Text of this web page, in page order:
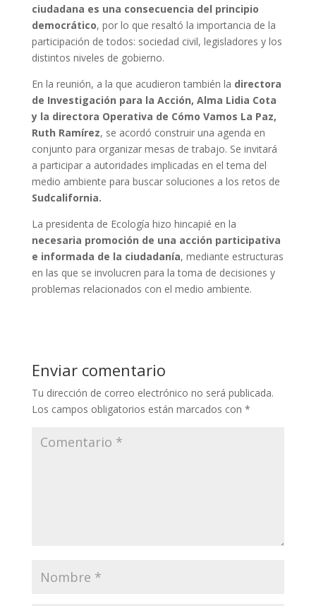
ciudadana es una consecuencia del principio
democrático, por lo que resaltó la importancia de la
participación de todos: sociedad civil, legisladores y los
distintos niveles de gobierno.
En la reunión, a la que acudieron también la directora
de Investigación para la Acción, Alma Lidia Cota
y la directora Operativa de Cómo Vamos La Paz,
Ruth Ramírez, se acordó construir una agenda en
conjunto para organizar mesas de trabajo. Se invitará
a participar a autoridades implicadas en el tema del
medio ambiente para buscar soluciones a los retos de
Sudcalifornia.
La presidenta de Ecología hizo hincapié en la
necesaria promoción de una acción participativa
e informada de la ciudadanía, mediante estructuras
en las que se involucren para la toma de decisiones y
problemas relacionados con el medio ambiente.
Enviar comentario
Tu dirección de correo electrónico no será publicada.
Los campos obligatorios están marcados con *